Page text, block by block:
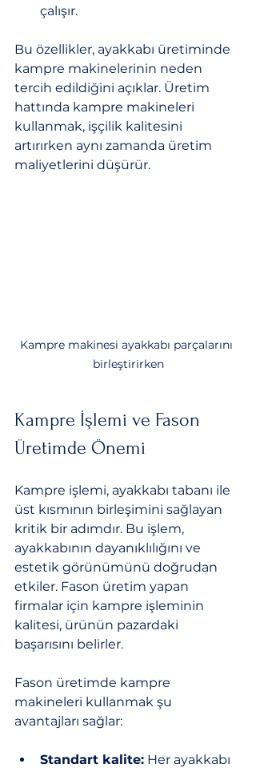
çalışır.
Bu özellikler, ayakkabı üretiminde
kampre makinelerinin neden
tercih edildiğini açıklar. Üretim
hattında kampre makineleri
kullanmak, işçilik kalitesini
artırırken aynı zamanda üretim
maliyetlerini düşürür.
Kampre makinesi ayakkabı parçalarını
birleştirirken
Kampre İşlemi ve Fason
Üretimde Önemi
Kampre işlemi, ayakkabı tabanı ile
üst kısmının birleşimini sağlayan
kritik bir adımdır. Bu işlem,
ayakkabının dayanıklılığını ve
estetik görünümünü doğrudan
etkiler. Fason üretim yapan
firmalar için kampre işleminin
kalitesi, ürünün pazardaki
başarısını belirler.
Fason üretimde kampre
makineleri kullanmak şu
avantajları sağlar:
Standart kalite: Her ayakkabı